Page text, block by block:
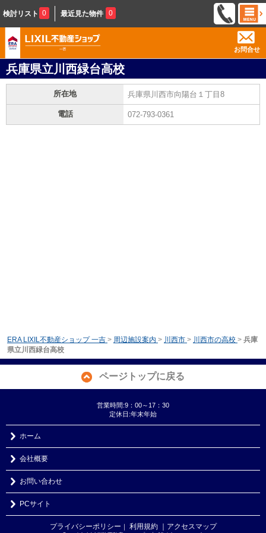
検討リスト 0 最近見た物件 0
お問合せ
兵庫県立川西緑台高校
所在地 兵庫県川西市向陽台１丁目8
電話 072-793-0361
ERA LIXIL不動産ショップ 一吉 > 周辺施設案内 > 川西市 > 川西市の高校 > 兵庫
県立川西緑台高校
ページトップに戻る
営業時間:9：00～17：30
定休日:年末年始
ホーム
会社概要
お問い合わせ
PCサイト
プライバシーポリシー ｜ 利用規約 ｜アクセスマップ